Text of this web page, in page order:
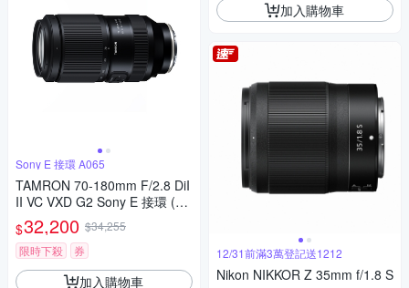
Sony E 接環 A065
TAMRON 70-180mm F/2.8 DiI
II VC VXD G2 Sony E 接環 (A0
65)(平行輸入)
$32,200 $34,255
限時下殺
券
加入購物車
加入購物車
12/31前滿3萬登記送1212
Nikon NIKKOR Z 35mm f/1.8 S